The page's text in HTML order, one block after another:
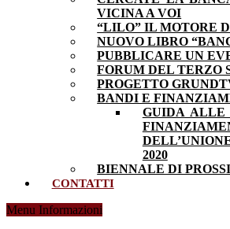
VICINA A VOI
“LILO” IL MOTORE
NUOVO LIBRO
PUBBLICARE UN
FORUM DEL TERZO
PROGETTO
BANDI E
GUIDA ALLE
2020
BIENNALE DI
CONTATTI
Menu Informazioni